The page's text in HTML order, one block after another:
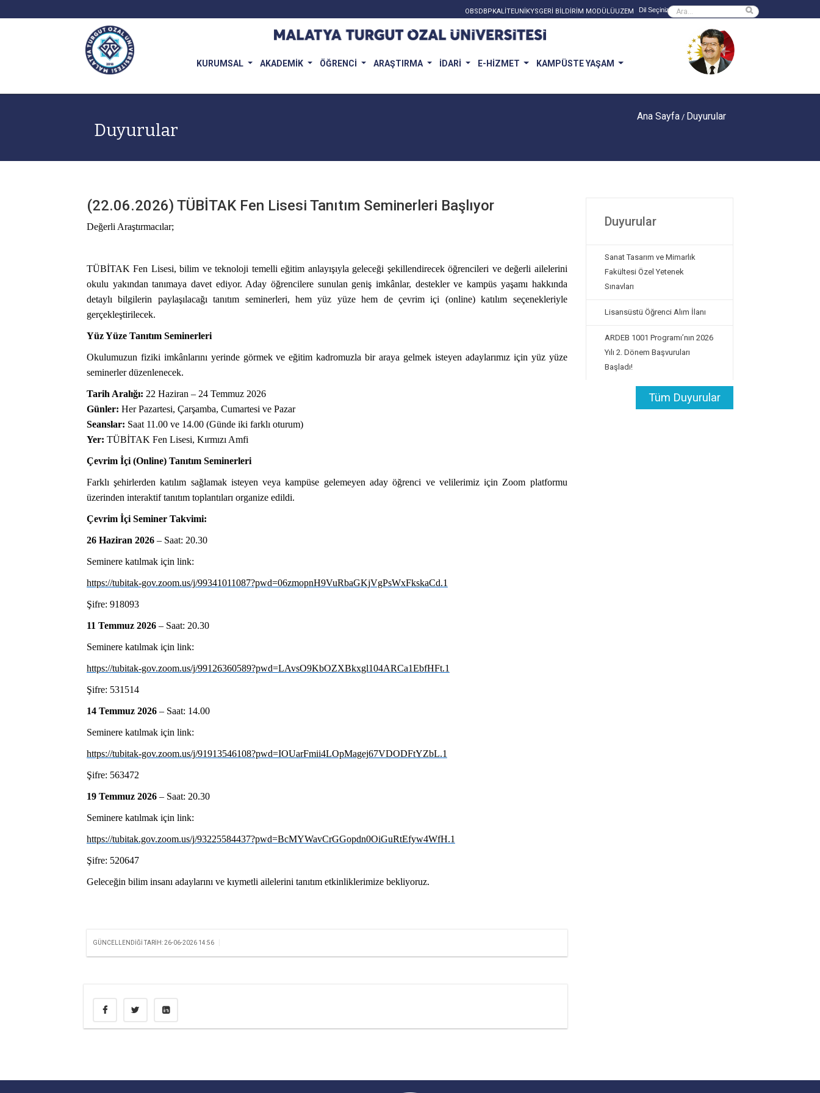
OBSDBPKALİTEUNİKYSGERİ BİLDİRİM MODÜLÜUZEM Powered by
Sitede ara
KURUMSAL AKADEMİK ÖĞRENCİ ARAŞTIRMA İDARİ E-HİZMET KAMPÜSTE YAŞAM
Duyurular
Ana Sayfa/ Duyurular
(22.06.2026) TÜBİTAK Fen Lisesi Tanıtım Seminerleri Başlıyor
Değerli Araştırmacılar;
TÜBİTAK Fen Lisesi, bilim ve teknoloji temelli eğitim anlayışıyla geleceği şekillendirecek öğrencileri ve değerli ailelerini
okulu yakından tanımaya davet ediyor. Aday öğrencilere sunulan geniş imkânlar, destekler ve kampüs yaşamı hakkında
detaylı bilgilerin paylaşılacağı tanıtım seminerleri, hem yüz yüze hem de çevrim içi (online) katılım seçenekleriyle
gerçekleştirilecek.
Yüz Yüze Tanıtım Seminerleri
Okulumuzun fiziki imkânlarını yerinde görmek ve eğitim kadromuzla bir araya gelmek isteyen adaylarımız için yüz yüze
seminerler düzenlenecek.
Tarih Aralığı: 22 Haziran – 24 Temmuz 2026
Günler: Her Pazartesi, Çarşamba, Cumartesi ve Pazar
Seanslar: Saat 11.00 ve 14.00 (Günde iki farklı oturum)
Yer: TÜBİTAK Fen Lisesi, Kırmızı Amfi
Çevrim İçi (Online) Tanıtım Seminerleri
Farklı şehirlerden katılım sağlamak isteyen veya kampüse gelemeyen aday öğrenci ve velilerimiz için Zoom platformu
üzerinden interaktif tanıtım toplantıları organize edildi.
Çevrim İçi Seminer Takvimi:
26 Haziran 2026– Saat: 20.30
Seminere katılmak için link:
https://tubitak-gov.zoom.us/j/99341011087?pwd=06zmopnH9VuRbaGKjVgPsWxFkskaCd.1
Şifre: 918093
11 Temmuz 2026– Saat: 20.30
Seminere katılmak için link:
https://tubitak-gov.zoom.us/j/99126360589?pwd=LAvsO9KbOZXBkxgl104ARCa1EbfHFt.1
Şifre: 531514
14 Temmuz 2026– Saat: 14.00
Seminere katılmak için link:
https://tubitak-gov.zoom.us/j/91913546108?pwd=IOUarFmii4LOpMagej67VDODFtYZbL.1
Şifre: 563472
19 Temmuz 2026– Saat: 20.30
Seminere katılmak için link:
https://tubitak.gov.zoom.us/j/93225584437?pwd=BcMYWavCrGGopdn0OiGuRtEfyw4WfH.1
Şifre: 520647
Geleceğin bilim insanı adaylarını ve kıymetli ailelerini tanıtım etkinliklerimize bekliyoruz.
GÜNCELLENDIĞI TARIH: 26-06-2026 14:56
Duyurular
Sanat Tasarım ve Mimarlık
Fakültesi Özel Yetenek
Sınavları
Lisansüstü Öğrenci Alım İlanı
ARDEB 1001 Programı’nın 2026
Yılı 2. Dönem Başvuruları
Başladı!
Tüm Duyurular